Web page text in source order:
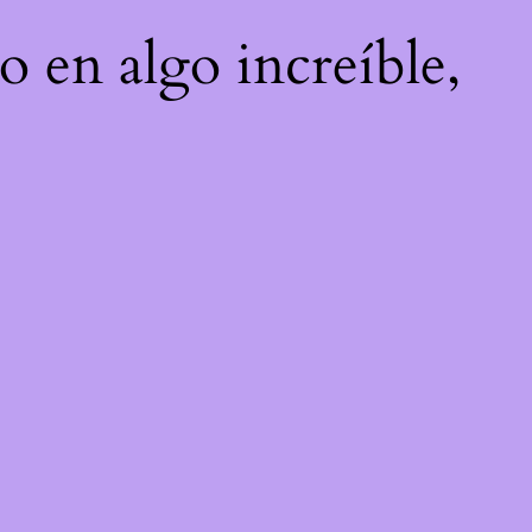
en algo increíble,